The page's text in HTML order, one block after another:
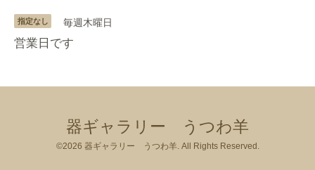
指定なし 毎週木曜日
営業日です
器ギャラリー うつわ羊
©2026 器ギャラリー うつわ羊. All Rights Reserved.